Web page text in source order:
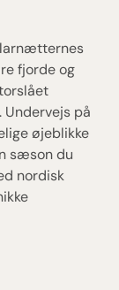
fjorde og
på
øjeblikke
sæson du
nordisk